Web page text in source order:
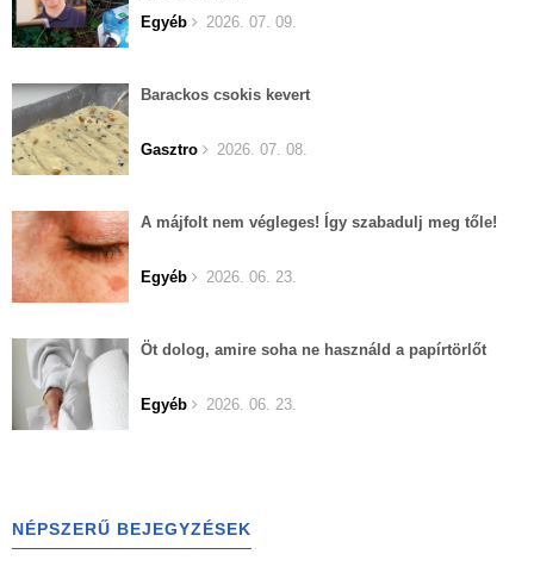
Egyéb
2026. 07. 09.
Barackos csokis kevert
Gasztro 2026. 07. 08.
A májfolt nem végleges! Így szabadulj meg tőle!
Egyéb 2026. 06. 23.
Öt dolog, amire soha ne használd a papírtörlőt
Egyéb 2026. 06. 23.
NÉPSZERŰ BEJEGYZÉSEK